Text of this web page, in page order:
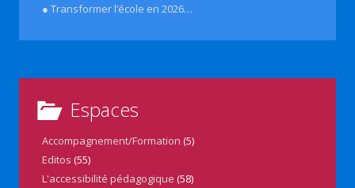
● Transformer l’école en 2026…
Espaces
Accompagnement/Formation (5)
Editos (55)
L'accessibilité pédagogique (58)